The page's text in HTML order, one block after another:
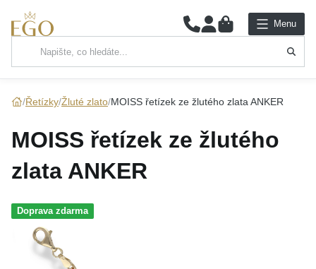
0 Menu
Hlavní kategorie
PRSTENY
NÁUŠNICE
Řetízky Žluté zlato MOISS řetízek ze žlutého zlata ANKER
MOISS řetízek ze žlutého
zlata ANKER
Doprava zdarma